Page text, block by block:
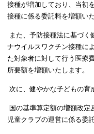
接種が増加しており、当初
接種に係る委託料を増額い
また、予防接種法に基づ
ナウイルスワクチン接種に
た対象者に対して行う医療
所要額を増額いたします。
次に、健やかな子どもの育
国の基準算定額の増額改
児童クラブの運営に係る委